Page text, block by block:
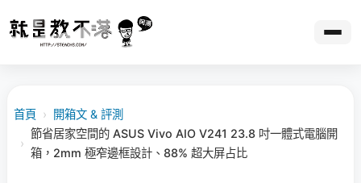
首頁 › 開箱文 & 評測
›
節省居家空間的 ASUS Vivo AIO V241 23.8 吋一體式電腦開
箱，2mm 極窄邊框設計、88% 超大屏占比